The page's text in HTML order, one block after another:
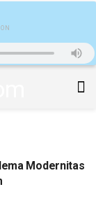
Modernitas